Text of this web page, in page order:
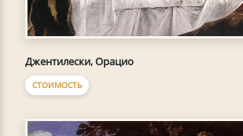
Джентилески, Орацио
СТОИМОСТЬ